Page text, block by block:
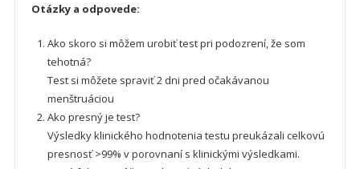
Otázky a odpovede:
Ako skoro si môžem urobiť test pri podozrení, že som
tehotná?
Test si môžete spraviť 2 dni pred očakávanou
menštruáciou
Ako presný je test?
Výsledky klinického hodnotenia testu preukázali celkovú
presnosť >99% v porovnaní s klinickými výsledkami.